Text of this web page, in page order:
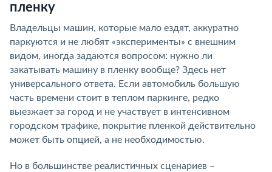
пленку
Владельцы машин, которые мало ездят, аккуратно
паркуются и не любят «эксперименты» с внешним
видом, иногда задаются вопросом: нужно ли
закатывать машину в пленку вообще? Здесь нет
универсального ответа. Если автомобиль большую
часть времени стоит в теплом паркинге, редко
выезжает за город и не участвует в интенсивном
городском трафике, покрытие пленкой действительно
может быть опцией, а не необходимостью.
Но в большинстве реалистичных сценариев –